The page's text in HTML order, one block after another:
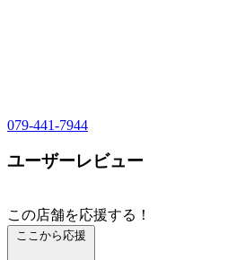
079-441-7944
ユーザーレビュー
この店舗を応援する！
ここから応援